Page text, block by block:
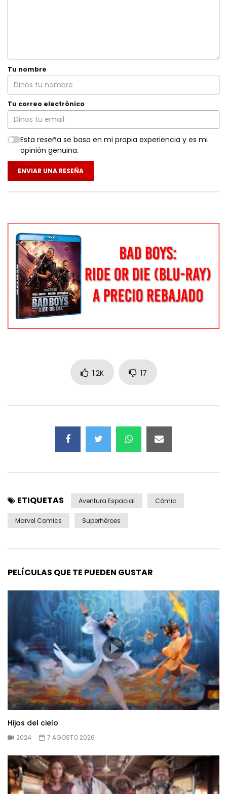
Tu nombre
Tu correo electrónico
Esta reseña se basa en mi propia experiencia y es mi
opinión genuina.
ENVIAR UNA RESEÑA
1.2K 17
ETIQUETAS Aventura Espacial Cómic
Marvel Comics Superhéroes
PELÍCULAS QUE TE PUEDEN GUSTAR
Hijos del cielo
2024 7 AGOSTO 2026